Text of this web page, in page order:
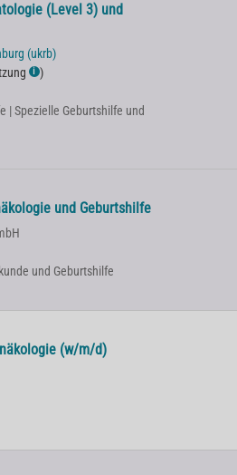
(Level 3) und
(ukrb)
ℹ )
| Spezielle Geburtshilfe und
und Geburtshilfe
und Geburtshilfe
(w/m/d)